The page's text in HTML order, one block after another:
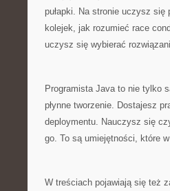
pułapki. Na stronie uczysz
kolejek, jak rozumieć race
uczysz się wybierać
Programista Java to nie tylko
płynne tworzenie. Dostajesz
deploymentu. Nauczysz się
go. To są umiejętności, które
W treściach pojawiają się też